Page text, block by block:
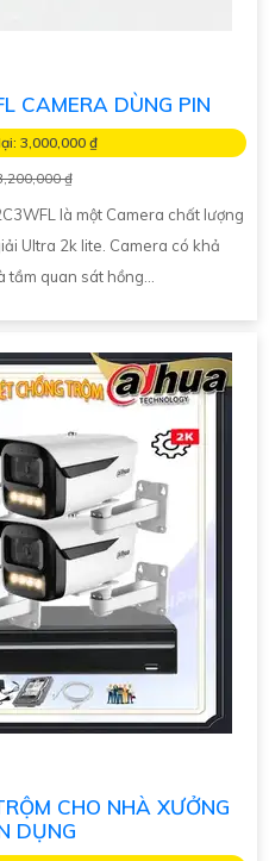
CAMERA DÙNG PIN
3,000,000 ₫
₫
là một Camera chất lượng
Ultra 2k lite. Camera có khả
tầm quan sát hồng...
CHO NHÀ XƯỞNG
DỤNG